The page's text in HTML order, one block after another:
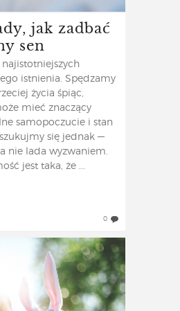
jak zadbać
sen
istnienia. Spędzamy
życia śpiąc,
mieć znaczący
samopoczucie i stan
się jednak —
nie lada wyzwaniem.
jest taka, że ...
0